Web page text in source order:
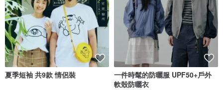
夏季短袖 共9款 情侶裝
一件時髦的防曬服 UPF50+戶外
軟殼防曬衣